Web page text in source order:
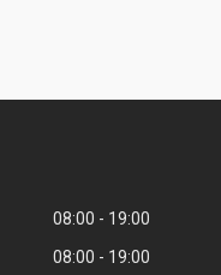
08:00
19:00
08:00
19:00